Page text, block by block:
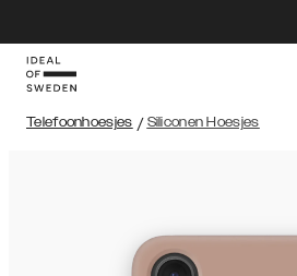
Telefoonhoesjes / Siliconen Hoesjes